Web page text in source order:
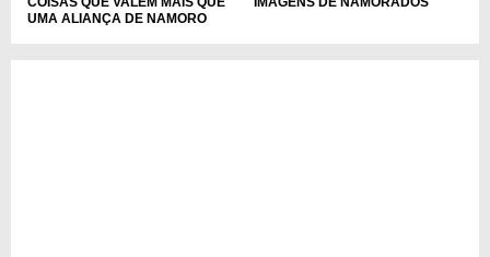
UMA ALIANÇA DE NAMORO